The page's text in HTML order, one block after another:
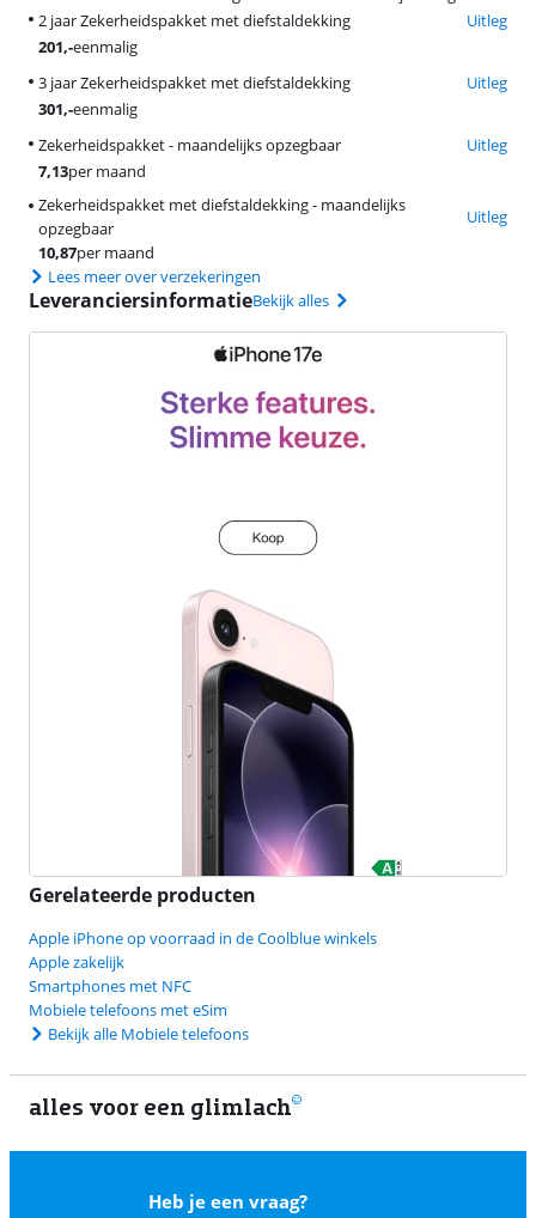
2 jaar Zekerheidspakket met diefstaldekking
Uitleg
201,-eenmalig
3 jaar Zekerheidspakket met diefstaldekking
Uitleg
301,-eenmalig
Zekerheidspakket - maandelijks opzegbaar
Uitleg
7,13per maand
Zekerheidspakket met diefstaldekking - maandelijks
opzegbaar
Uitleg
10,87per maand
Lees meer over verzekeringen
LeveranciersinformatieBekijk alles
Gerelateerde producten
Apple iPhone op voorraad in de Coolblue winkels
Apple zakelijk
Smartphones met NFC
Mobiele telefoons met eSim
Bekijk alle Mobiele telefoons
alles voor een glimlach
Heb je een vraag?